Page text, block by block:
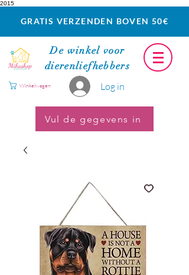
2015
GRATIS VERZENDEN BOVEN 50€
De winkel voor
dierenliefhebbers
Log in
Winkelwagen
Vul de gegevens in